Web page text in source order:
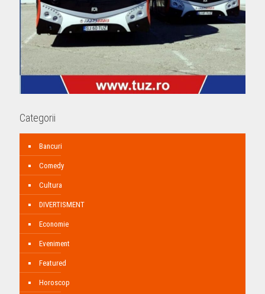
Categorii
Bancuri
Comedy
Cultura
DIVERTISMENT
Economie
Eveniment
Featured
Horoscop